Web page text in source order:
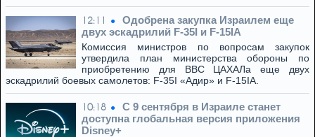
12:11
Одобрена закупка Израилем еще
двух эскадрилий F-35I и F-15IA
Комиссия министров по вопросам закупок
утвердила план министерства обороны по
приобретению для ВВС ЦАХАЛа еще двух
эскадрилий боевых самолетов: F-35I «Адир» и F-15IA.
10:18
C 9 сентября в Израиле станет
доступна глобальная версия приложения
Disney+